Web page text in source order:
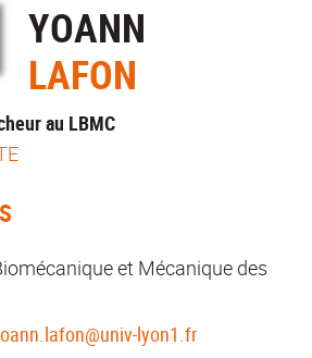
YOANN
LAFON
au LBMC
et Mécanique des
lyon1.fr